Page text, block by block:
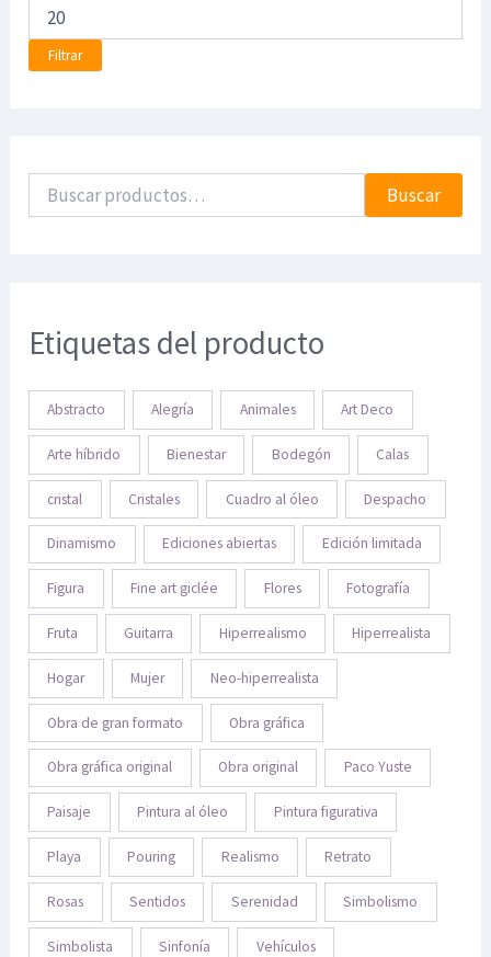
Filtrar
Buscar
Etiquetas del producto
Abstracto Alegría Animales Art Deco
Arte híbrido Bienestar Bodegón Calas
cristal Cristales Cuadro al óleo Despacho
Dinamismo Ediciones abiertas Edición limitada
Figura Fine art giclée Flores Fotografía
Fruta Guitarra Hiperrealismo Hiperrealista
Hogar Mujer Neo-hiperrealista
Obra de gran formato Obra gráfica
Obra gráfica original Obra original Paco Yuste
Paisaje Pintura al óleo Pintura figurativa
Playa Pouring Realismo Retrato
Rosas Sentidos Serenidad Simbolismo
Simbolista Sinfonía Vehículos